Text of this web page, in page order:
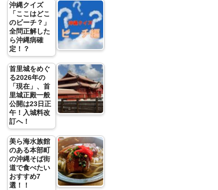
沖縄クイズ
「ここはどこ
のビーチ？」
全問正解した
ら沖縄病確
定！？
首里城をめぐ
る2026年の
「現在」、首
里城正殿一般
公開は23日正
午！入城料改
訂へ！
美ら海水族館
のある本部町
の沖縄そば街
道で食べたい
おすすめ7
選！！